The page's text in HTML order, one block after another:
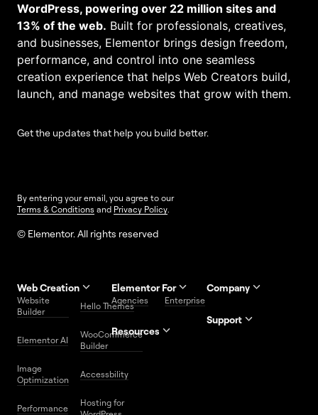
WordPress, powering over 22 million sites and
13% of the web. Built for professionals, creatives,
and businesses, Elementor brings design freedom,
performance, and control into one seamless
creation experience that helps Web Creators build,
launch, and manage websites that grow with them.
Get the updates that help you build better.
By entering your email, you agree to our
Terms & Conditions and Privacy Policy.
© Elementor. All rights reserved
Web Creation
Website
Builder
Hello Themes
Elementor AI
WooCommerce
Builder
Image
Optimization
Accessbility
Performance
Hosting for
Elementor For
Agencies Enterprise
Resources
Website
Free
Elementor
Company
Support